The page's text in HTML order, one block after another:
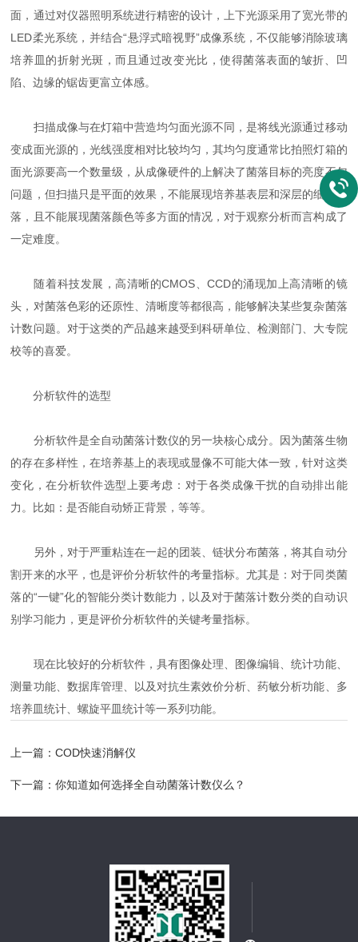
面，通过对仪器照明系统进行精密的设计，上下光源采用了宽光带的
LED柔光系统，并结合“悬浮式暗视野”成像系统，不仅能够消除玻璃
培养皿的折射光斑，而且通过改变光比，使得菌落表面的皱折、凹
陷、边缘的锯齿更富立体感。
扫描成像与在灯箱中营造均匀面光源不同，是将线光源通过移动
变成面光源的，光线强度相对比较均匀，其均匀度通常比拍照灯箱的
面光源要高一个数量级，从成像硬件的上解决了菌落目标的亮度不匀
问题，但扫描只是平面的效果，不能展现培养基表层和深层的细微菌
落，且不能展现菌落颜色等多方面的情况，对于观察分析而言构成了
一定难度。
随着科技发展，高清晰的CMOS、CCD的涌现加上高清晰的镜
头，对菌落色彩的还原性、清晰度等都很高，能够解决某些复杂菌落
计数问题。对于这类的产品越来越受到科研单位、检测部门、大专院
校等的喜爱。
分析软件的选型
分析软件是全自动菌落计数仪的另一块核心成分。因为菌落生物
的存在多样性，在培养基上的表现或显像不可能大体一致，针对这类
变化，在分析软件选型上要考虑：对于各类成像干扰的自动排出能
力。比如：是否能自动矫正背景，等等。
另外，对于严重粘连在一起的团装、链状分布菌落，将其自动分
割开来的水平，也是评价分析软件的考量指标。尤其是：对于同类菌
落的“一键”化的智能分类计数能力，以及对于菌落计数分类的自动识
别学习能力，更是评价分析软件的关键考量指标。
现在比较好的分析软件，具有图像处理、图像编辑、统计功能、
测量功能、数据库管理、以及对抗生素效价分析、药敏分析功能、多
培养皿统计、螺旋平皿统计等一系列功能。
上一篇：COD快速消解仪
下一篇：你知道如何选择全自动菌落计数仪么？